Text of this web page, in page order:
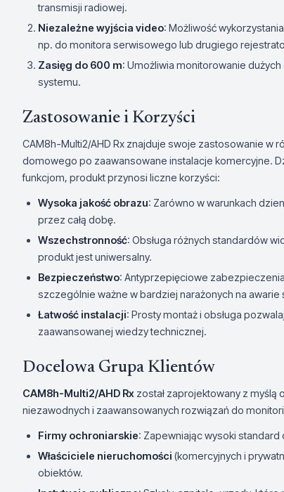
transmisji radiowej.
Niezależne wyjścia video: Możliwość
np. do monitora serwisowego lub drugiego
Zasięg do 600 m: Umożliwia monitorowanie
systemu.
Zastosowanie i Korzyści
CAM8h-Multi2/AHD Rx znajduje swoje zastosowanie
domowego po zaawansowane instalacje komercyjne.
funkcjom, produkt przynosi liczne korzyści:
Wysoka jakość obrazu: Zarówno w warunkach
przez całą dobę.
Wszechstronność: Obsługa różnych standardów
produkt jest uniwersalny.
Bezpieczeństwo: Antyprzepięciowe
szczególnie ważne w bardziej narażonych na awarie
Łatwość instalacji: Prosty montaż i obsługa
zaawansowanej wiedzy technicznej.
Docelowa Grupa Klientów
CAM8h-Multi2/AHD Rx został zaprojektowany z
niezawodnych i zaawansowanych rozwiązań do
Firmy ochroniarskie: Zapewniając wysoki standard
Właściciele nieruchomości (komercyjnych i
obiektów.